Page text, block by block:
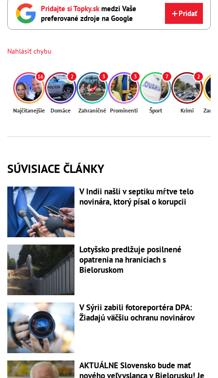
Pridajte si Topky.skmedzi Vaše
preferované zdroje na Google
Pridať
Nahlásiť chybu
16
Najčítanejšie
2
Domáce
3
Zahraničné
3
Prominenti
7
Šport
2
Krimi
SÚVISIACE ČLÁNKY
V Indii našli v septiku mŕtve telo
novinára, ktorý písal o korupcii
Lotyšsko predlžuje posilnené
opatrenia na hraniciach s
Bieloruskom
V Sýrii zabili fotoreportéra DPA:
Žiadajú väčšiu ochranu novinárov
AKTUÁLNE Slovensko bude mať
nového veľvyslanca v Bielorusku! Je